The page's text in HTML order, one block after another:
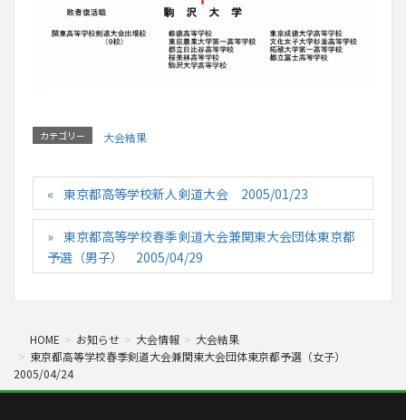
カテゴリー 大会結果
東京都高等学校新人剣道大会 2005/01/23
東京都高等学校春季剣道大会兼関東大会団体東京都
予選（男子） 2005/04/29
HOME お知らせ 大会情報
大会結果
東京都高等学校春季剣道大会兼関東大会団体東京都予選（女子）
2005/04/24